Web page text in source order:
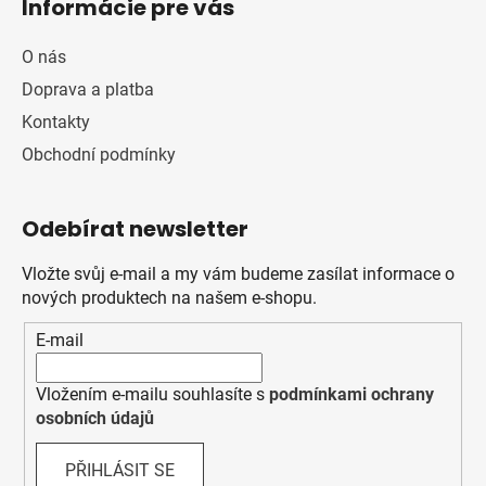
Informácie pre vás
O nás
Doprava a platba
Kontakty
Obchodní podmínky
Odebírat newsletter
Vložte svůj e-mail a my vám budeme zasílat informace o
nových produktech na našem e-shopu.
E-mail
Vložením e-mailu souhlasíte s podmínkami ochrany
osobních údajů
PŘIHLÁSIT SE